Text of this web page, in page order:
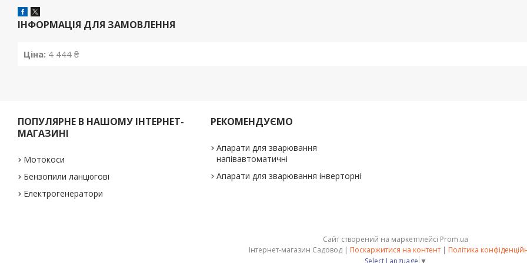
ІНФОРМАЦІЯ ДЛЯ ЗАМОВЛЕННЯ
Ціна: 4 444 ₴
ПОПУЛЯРНЕ В НАШОМУ ІНТЕРНЕТ-
МАГАЗИНІ
Мотокоси
Бензопили ланцюгові
Електрогенератори
РЕКОМЕНДУЄМО
Апарати для зварювання
напівавтоматичні
Апарати для зварювання інверторні
Сайт створений на маркетплейсі Prom.ua
Інтернет-магазин Садовод | Поскаржитися на контент | Політика
Select Language ▼